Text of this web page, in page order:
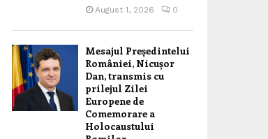
August 1, 2026 0
Mesajul Președintelui
României, Nicușor
Dan, transmis cu
prilejul Zilei
Europene de
Comemorare a
Holocaustului